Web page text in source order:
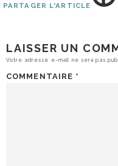
PARTAGER L'ARTICLE
LAISSER UN
Votre adresse e-mail ne sera pas
COMMENTAIRE *